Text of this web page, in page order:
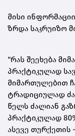
მისი
ზრდა საკრუიზო
"რას შეეხება
პრაქტიკულად
მიმართულებით
ტრადიციულად
წელს ძალიან
პრაქტიკულად
ასევე თურქეთის